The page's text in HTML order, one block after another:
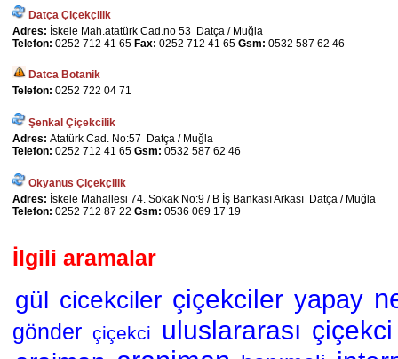
Datça Çiçekçilik
Adres: İskele Mah.atatürk Cad.no 53 Datça / Muğla
Telefon: 0252 712 41 65 Fax: 0252 712 41 65 Gsm: 0532 587 62 46
Datca Botanik
Telefon: 0252 722 04 71
Şenkal Çiçekcilik
Adres: Atatürk Cad. No:57 Datça / Muğla
Telefon: 0252 712 41 65 Gsm: 0532 587 62 46
Okyanus Çiçekçilik
Adres: İskele Mahallesi 74. Sokak No:9 / B İş Bankası Arkası Datça / Muğla
Telefon: 0252 712 87 22 Gsm: 0536 069 17 19
İlgili aramalar
gül cicekciler çiçekciler yapay
gönder çiçekci uluslararası çiçekci